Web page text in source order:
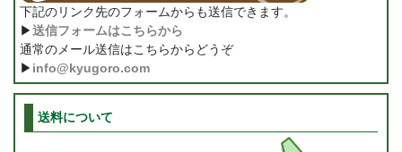
下記のリンク先のフォームからも送信できます。
▶送信フォームはこちらから
通常のメール送信はこちらからどうぞ
▶ info@kyugoro.com
送料について